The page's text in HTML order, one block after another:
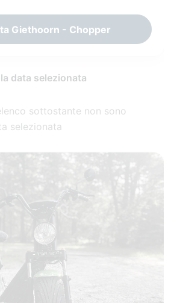
Giethoorn - Chopper
data selezionata
sottostante non sono
selezionata